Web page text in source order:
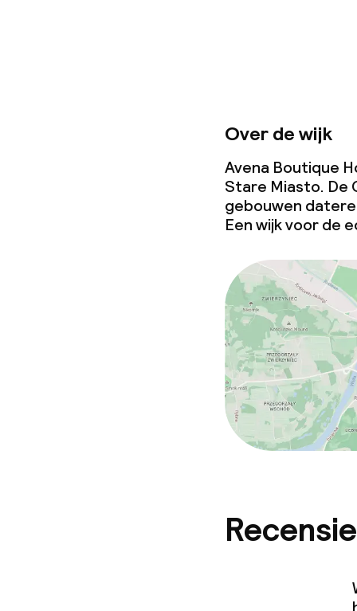
Over de wijk
Avena Boutique
Stare Miasto. De
gebouwen
Een wijk voor de